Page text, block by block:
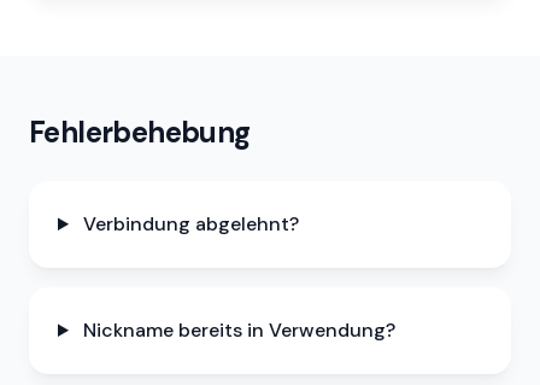
Fehlerbehebung
Verbindung abgelehnt?
Nickname bereits in Verwendung?